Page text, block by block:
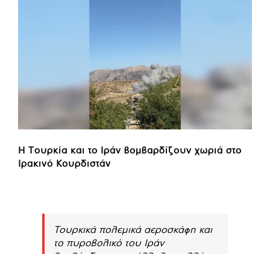
Η Τουρκία και το Ιράν βομβαρδίζουν χωριά στο
Ιρακινό Κουρδιστάν
Τουρκικά πολεμικά αεροσκάφη και
το πυροβολικό του Ιράν